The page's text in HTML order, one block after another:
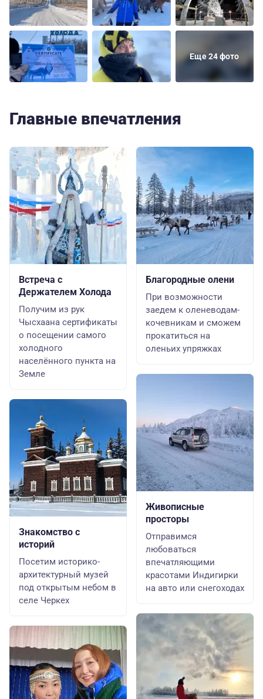
Еще 24 фото
Главные впечатления
Встреча с
Держателем Холода
Получим из рук
Чысхаана сертификаты
о посещении самого
холодного
населённого пункта на
Земле
Знакомство с
историй
Посетим историко-
архитектурный музей
под открытым небом в
селе Черкех
Благородные олени
При возможности
заедем к оленеводам-
кочевникам и сможем
прокатиться на
оленьих упряжках
Живописные
просторы
Отправимся
любоваться
впечатляющими
красотами Индигирки
на авто или снегоходах